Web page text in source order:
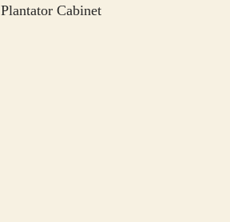
Plantator Cabinet